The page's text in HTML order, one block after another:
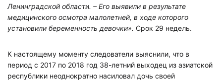
Ленинградской области. – Его выявили в результате
медицинского осмотра малолетней, в ходе которого
установили беременность девочки». Срок 29 недель.
К настоящему моменту следователи выяснили, что в
период с 2017 по 2018 год 38-летний выходец из азиатской
республики неоднократно насиловал дочь своей